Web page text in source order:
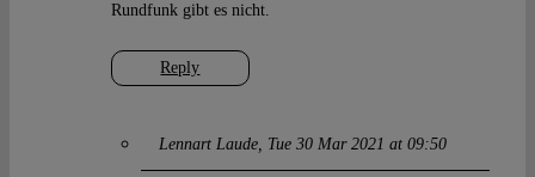
Reply
Rundfunk gibt es nicht.
Lennart Laude Tue 30 Mar 2021 at 09:50